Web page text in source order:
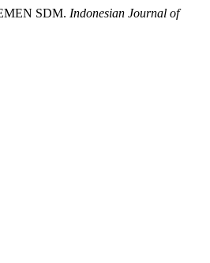
SDM. Indonesian Journal of